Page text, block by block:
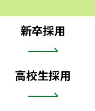
新卒採用
高校生採用